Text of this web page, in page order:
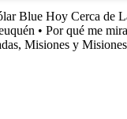
Blue Hoy Cerca de
• Por qué me
Misiones y Misiones